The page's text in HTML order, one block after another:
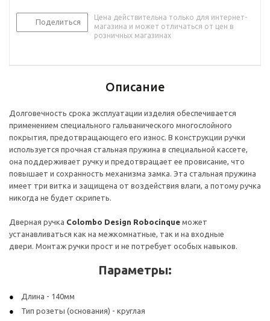
Поделиться
Цена действительна только для интернет-
магазина и может отличаться от цен в
розничных магазинах
Описание
Долговечность срока эксплуатации изделия обеспечивается
применением специального гальванического многослойного
покрытия, предотвращающего его износ. В конструкции ручки
используется прочная стальная пружина в специальной кассете,
она поддерживает ручку и предотвращает ее провисание, что
повышает и сохранность механизма замка. Эта стальная пружина
имеет три витка и защищена от воздействия влаги, а потому ручка
никогда не будет скрипеть.
Дверная ручка Colombo Design Robocinque может
устанавливаться как на межкомнатные, так и на входные
двери. Монтаж ручки прост и не потребует особых навыков.
Параметры:
Длина - 140мм
Тип розеты (основания) - круглая